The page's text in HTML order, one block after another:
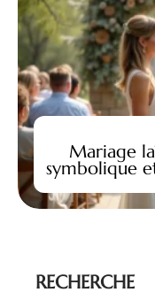
Mariage
symbolique
RECHERCHE